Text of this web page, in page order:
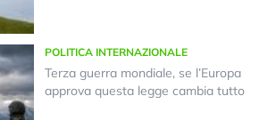
POLITICA INTERNAZIONALE
Terza guerra mondiale, se l’Europa
approva questa legge cambia tutto